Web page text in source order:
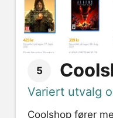
5
Variert utvalg
Coolshop fører